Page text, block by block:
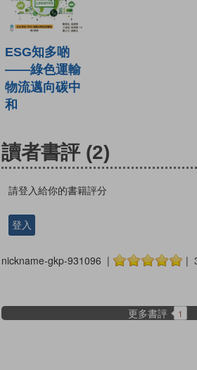
ESG知多啲
——綠色運輸
物流邁向碳中
和
讀者書評 (2)
請登入給你的書籍評分
登入
nickname-gkp-931096 | |
更多書評 1